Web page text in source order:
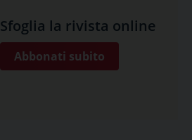
Sfoglia la rivista online
Abbonati subito